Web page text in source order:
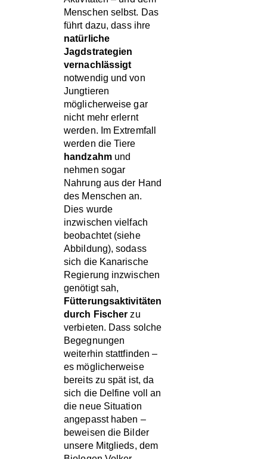
Menschen selbst. Das
führt dazu, dass ihre
natürliche
Jagdstrategien
vernachlässigt
notwendig und von
Jungtieren
möglicherweise gar
nicht mehr erlernt
werden. Im Extremfall
werden die Tiere
handzahmund
nehmen sogar
Nahrung aus der Hand
des Menschen an.
Dies wurde
inzwischen vielfach
beobachtet (siehe
Abbildung), sodass
sich die Kanarische
Regierung inzwischen
genötigt sah,
Fütterungsaktivitäten
durch Fischer zu
verbieten. Dass solche
Begegnungen
weiterhin stattfinden –
es möglicherweise
bereits zu spät ist, da
sich die Delfine voll an
die neue Situation
angepasst haben –
beweisen die Bilder
unsere Mitglieds, dem